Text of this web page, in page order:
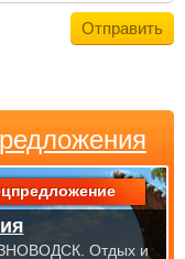
Отдых и